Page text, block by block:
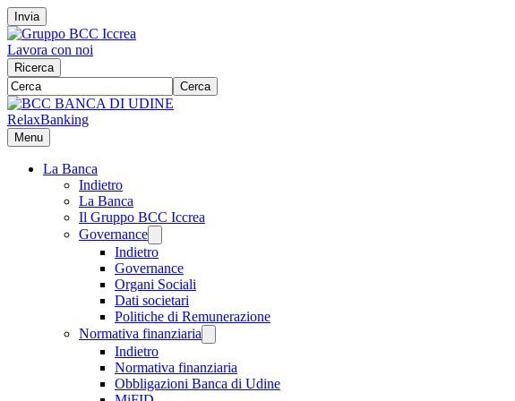
Invia
Lavora con noi
Ricerca
Cerca
RelaxBanking
Menu
La Banca
Indietro
La Banca
Il Gruppo BCC Iccrea
Governance
Indietro
Governance
Organi Sociali
Dati societari
Politiche di Remunerazione
Normativa finanziaria
Indietro
Normativa finanziaria
Obbligazioni Banca di Udine